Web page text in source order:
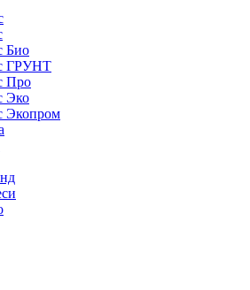
Био
ГРУНТ
Про
Эко
Экопром